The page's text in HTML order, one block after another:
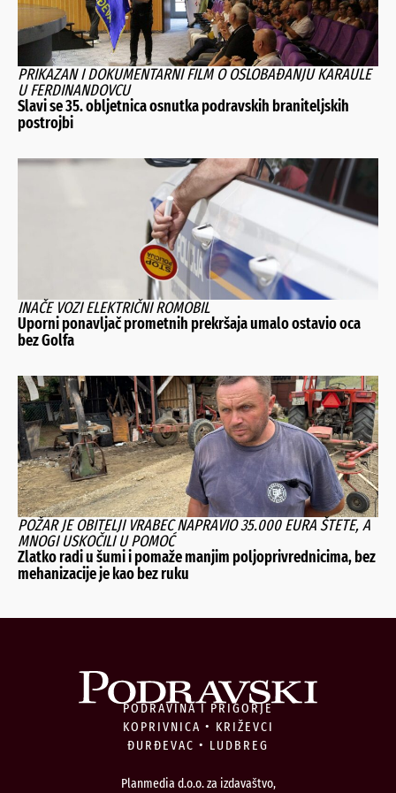
PRIKAZAN I DOKUMENTARNI FILM O OSLOBAĐANJU KARAULE
U FERDINANDOVCU
Slavi se 35. obljetnica osnutka podravskih braniteljskih
postrojbi
INAČE VOZI ELEKTRIČNI ROMOBIL
Uporni ponavljač prometnih prekršaja umalo ostavio oca
bez Golfa
POŽAR JE OBITELJI VRABEC NAPRAVIO 35.000 EURA ŠTETE, A
MNOGI USKOČILI U POMOĆ
Zlatko radi u šumi i pomaže manjim poljoprivrednicima, bez
mehanizacije je kao bez ruku
PODRAVINA I PRIGORJE
KOPRIVNICA • KRIŽEVCI
ĐURĐEVAC • LUDBREG
Planmedia d.o.o. za izdavaštvo,